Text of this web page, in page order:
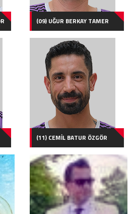
(09) UĞUR BERKAY TAMER
(11) CEMİL BATUR ÖZGÖR